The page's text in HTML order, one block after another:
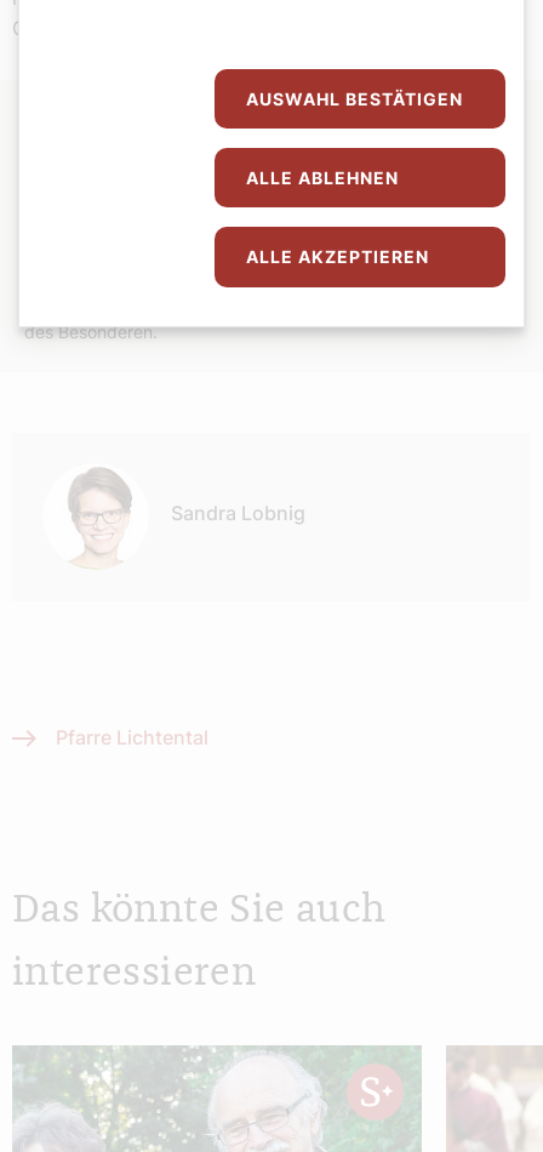
Gemeinde zu sein.
Florian Damberger
letzter Halt, der immer da ist und es gut mit
des Besonderen.
Sandra Lobnig
Pfarre Lichtental
Das könnte Sie auch
interessieren
AUSWAHL BESTÄTIGEN
ALLE ABLEHNEN
ALLE AKZEPTIEREN